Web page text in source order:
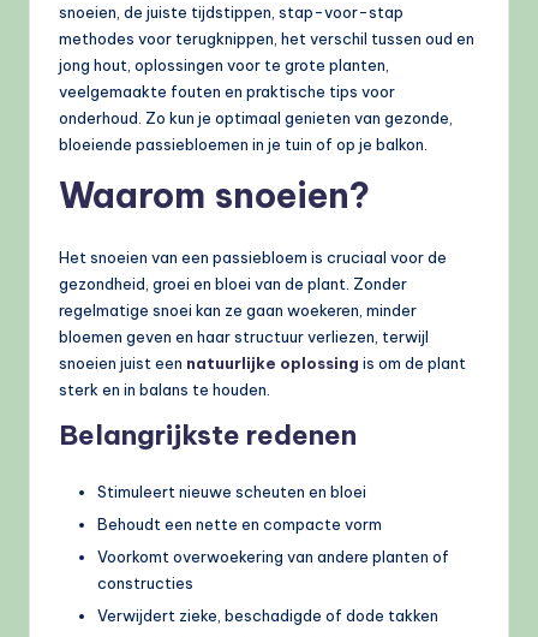
snoeien, de juiste tijdstippen, stap-voor-stap
methodes voor terugknippen, het verschil tussen oud en
jong hout, oplossingen voor te grote planten,
veelgemaakte fouten en praktische tips voor
onderhoud. Zo kun je optimaal genieten van gezonde,
bloeiende passiebloemen in je tuin of op je balkon.
Waarom snoeien?
Het snoeien van een passiebloem is cruciaal voor de
gezondheid, groei en bloei van de plant. Zonder
regelmatige snoei kan ze gaan woekeren, minder
bloemen geven en haar structuur verliezen, terwijl
snoeien juist een natuurlijke oplossing is om de plant
sterk en in balans te houden.
Belangrijkste redenen
Stimuleert nieuwe scheuten en bloei
Behoudt een nette en compacte vorm
Voorkomt overwoekering van andere planten of
constructies
Verwijdert zieke, beschadigde of dode takken